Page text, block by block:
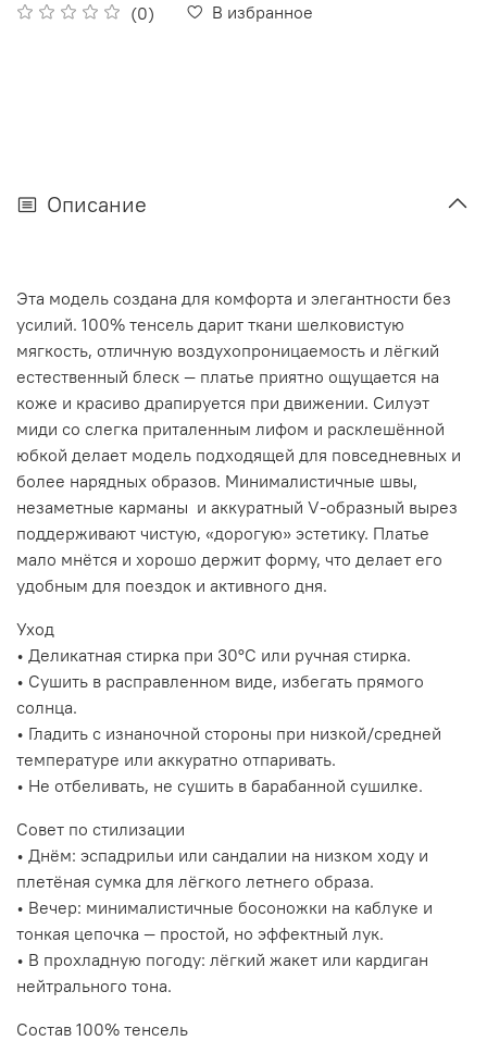
(0) В избранное
Описание
Эта модель создана для комфорта и элегантности без
усилий. 100% тенсель дарит ткани шелковистую
мягкость, отличную воздухопроницаемость и лёгкий
естественный блеск — платье приятно ощущается на
коже и красиво драпируется при движении. Силуэт
миди со слегка приталенным лифом и расклешённой
юбкой делает модель подходящей для повседневных и
более нарядных образов. Минималистичные швы,
незаметные карманы и аккуратный V‑образный вырез
поддерживают чистую, «дорогую» эстетику. Платье
мало мнётся и хорошо держит форму, что делает его
удобным для поездок и активного дня.
Уход
• Деликатная стирка при 30°C или ручная стирка.
• Сушить в расправленном виде, избегать прямого
солнца.
• Гладить с изнаночной стороны при низкой/средней
температуре или аккуратно отпаривать.
• Не отбеливать, не сушить в барабанной сушилке.
Совет по стилизации
• Днём: эспадрильи или сандалии на низком ходу и
плетёная сумка для лёгкого летнего образа.
• Вечер: минималистичные босоножки на каблуке и
тонкая цепочка — простой, но эффектный лук.
• В прохладную погоду: лёгкий жакет или кардиган
нейтрального тона.
Состав 100% тенсель